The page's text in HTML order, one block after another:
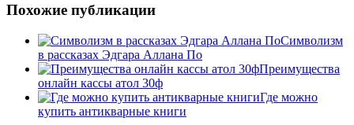
Похожие публикации
Символизм
в рассказах Эдгара Аллана По
Преимущества
онлайн кассы атол 30ф
Где можно
купить антикварные книги